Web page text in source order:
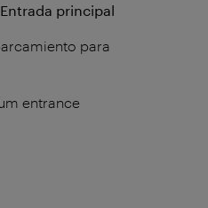
principal
para
entrance